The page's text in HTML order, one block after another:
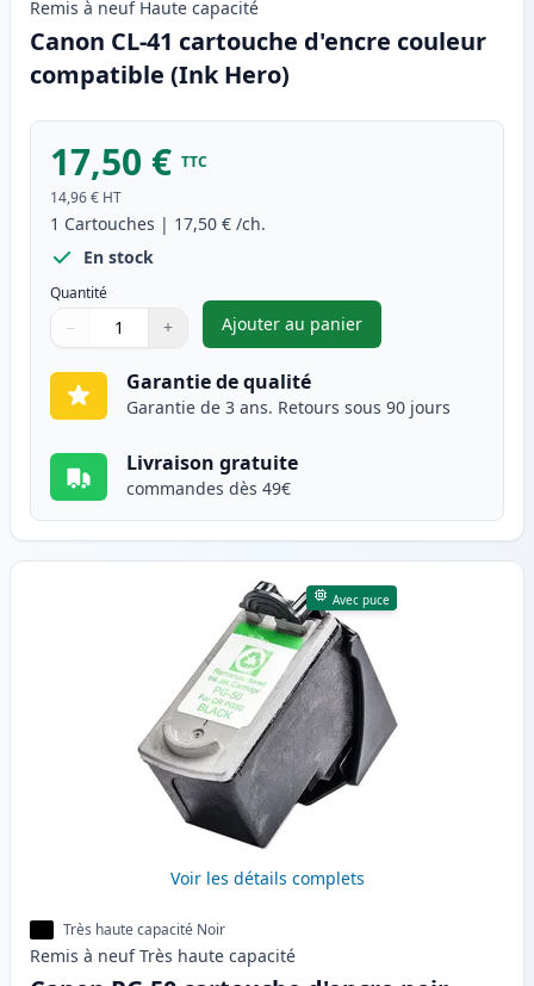
Remis à neuf Haute capacité
Canon CL-41 cartouche d'encre couleur
compatible (Ink Hero)
17,50 € TTC
14,96 € HT
1 Cartouches | 17,50 € /ch.
En stock
Quantité
Quantité
Utilisez les boutons pour ajuster
− +
Quantité
Ajouter au panier
,Canon CL-41 cartouche
Garantie de qualité
Garantie de 3 ans. Retours sous 90 jours
Livraison gratuite
commandes dès 49€
Avec puce
Voir les détails complets
Très haute capacité Noir
Remis à neuf Très haute capacité